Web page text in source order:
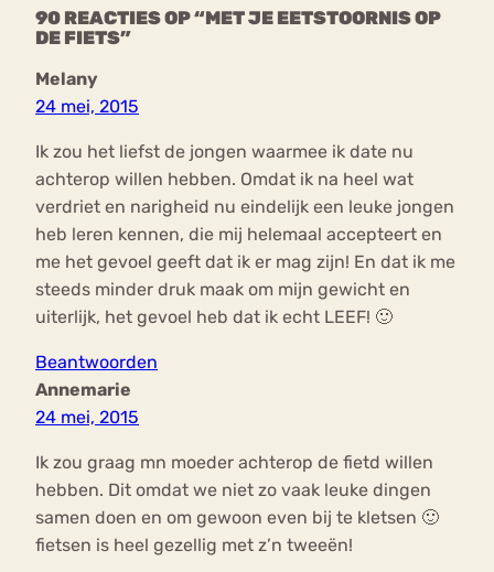
90 REACTIES OP “MET JE EETSTOORNIS OP
DE FIETS”
Melany
24 mei, 2015
Ik zou het liefst de jongen waarmee ik date nu
achterop willen hebben. Omdat ik na heel wat
verdriet en narigheid nu eindelijk een leuke jongen
heb leren kennen, die mij helemaal accepteert en
me het gevoel geeft dat ik er mag zijn! En dat ik me
steeds minder druk maak om mijn gewicht en
uiterlijk, het gevoel heb dat ik echt LEEF! 🙂
Beantwoorden
Annemarie
24 mei, 2015
Ik zou graag mn moeder achterop de fietd willen
hebben. Dit omdat we niet zo vaak leuke dingen
samen doen en om gewoon even bij te kletsen 🙂
fietsen is heel gezellig met z’n tweeën!